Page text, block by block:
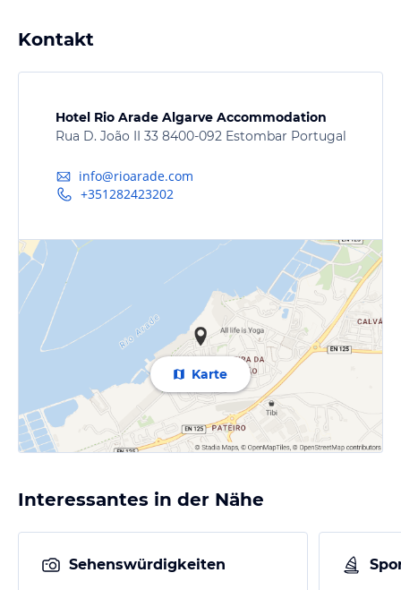
Kontakt
Hotel Rio Arade Algarve Accommodation
Rua D. João II 33 8400-092 Estombar Portugal
info@rioarade.com
+351282423202
Karte
Interessantes in der Nähe
Sehenswürdigkeiten